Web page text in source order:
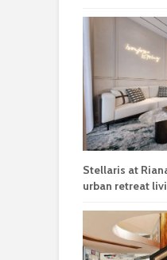
Stellaris at
urban retreat